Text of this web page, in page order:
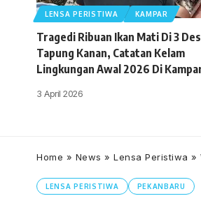
LENSA PERISTIWA KAMPAR
Tragedi Ribuan Ikan Mati Di 3
Tapung Kanan, Catatan Kelam
Lingkungan Awal 2026 Di
3 April 2026
Home » News » Lensa Peristiwa »
LENSA PERISTIWA PEKANBARU